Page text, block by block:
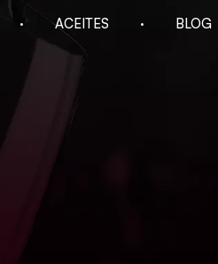
ACEITES BLOG